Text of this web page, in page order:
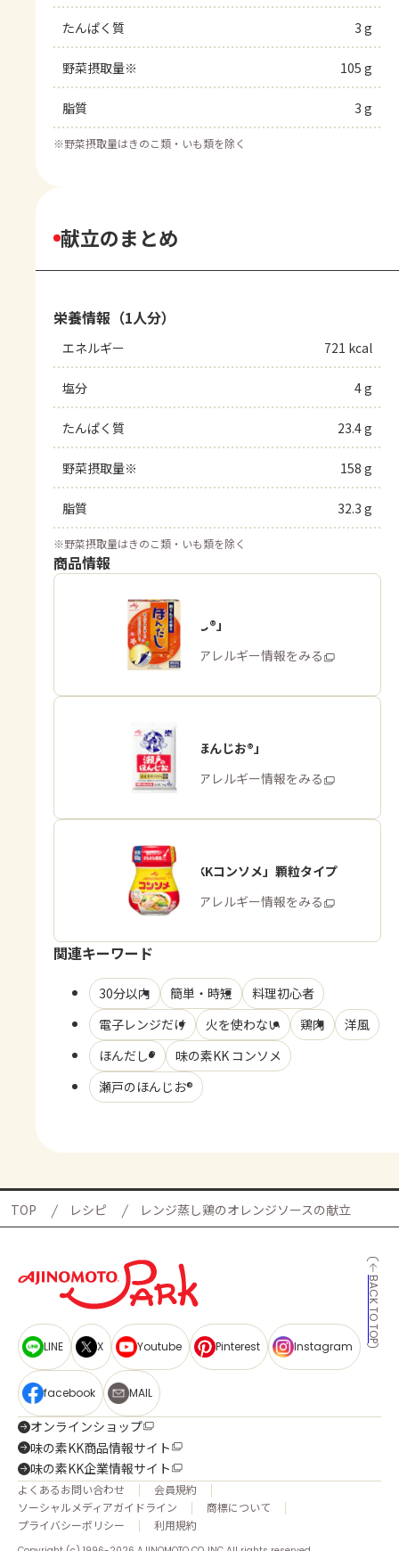
たんぱく質 3 g
野菜摂取量※ 105 g
脂質 3 g
※野菜摂取量はきのこ類・いも類を除く
献立のまとめ
栄養情報（1人分）
エネルギー 721 kcal
塩分 4 g
たんぱく質 23.4 g
野菜摂取量※ 158 g
脂質 32.3 g
※野菜摂取量はきのこ類・いも類を除く
商品情報
「ほんだし®」
商品・アレルギー情報をみる
「瀬戸のほんじお®」
商品・アレルギー情報をみる
「味の素KKコンソメ」顆粒タイプ
商品・アレルギー情報をみる
関連キーワード
30分以内 簡単・時短
料理初心者
電子レンジだけ
火を使わない 鶏肉
洋風
ほんだし®
味の素KK コンソメ
瀬戸のほんじお®
TOP レシピ レンジ蒸し鶏のオレンジソースの献立
BACK TO TOP
LINE X Youtube Pinterest Instagram
facebook MAIL
オンラインショップ
味の素KK商品情報サイト
味の素KK企業情報サイト
よくあるお問い合わせ
会員規約
ソーシャルメディアガイドライン
商標について
プライバシーポリシー
利用規約